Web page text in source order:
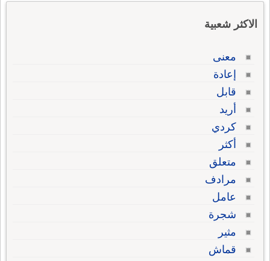
الاكثر شعبية
معنى
إعادة
قابل
أريد
كردي
أكثر
متعلق
مرادف
عامل
شجرة
مثير
قماش